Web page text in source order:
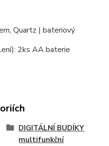
Quartz | bateriový
2ks AA baterie
DIGITÁLNÍ BUDÍKY
multifunkční